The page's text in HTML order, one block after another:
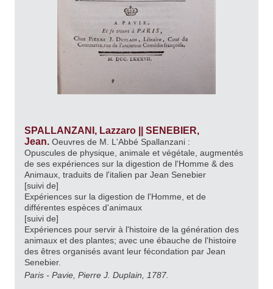
SPALLANZANI, Lazzaro || SENEBIER,
Jean. Oeuvres de M. L'Abbé Spallanzani :
Opuscules de physique, animale et végétale, augmentés
de ses expériences sur la digestion de l'Homme & des
Animaux, traduits de l'italien par Jean Senebier
[suivi de]
Expériences sur la digestion de l'Homme, et de
différentes espèces d'animaux
[suivi de]
Expériences pour servir à l'histoire de la génération des
animaux et des plantes; avec une ébauche de l'histoire
des êtres organisés avant leur fécondation par Jean
Senebier.
Paris - Pavie, Pierre J. Duplain, 1787.